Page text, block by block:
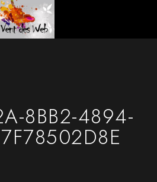
8BB2-4894-